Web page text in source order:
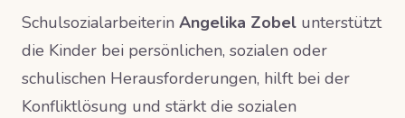
Schulsozialarbeiterin Angelika Zobel unterstützt
die Kinder bei persönlichen, sozialen oder
schulischen Herausforderungen, hilft bei der
Konfliktlösung und stärkt die sozialen